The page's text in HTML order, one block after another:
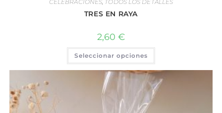
CELEBRACIONES TODOS LOS DETALLES
TRES EN RAYA
2,60€
Seleccionar opciones